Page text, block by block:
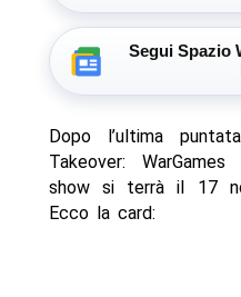
Segui Spazio
Dopo l’ultima
Takeover:
show si terrà il 17
Ecco la card: